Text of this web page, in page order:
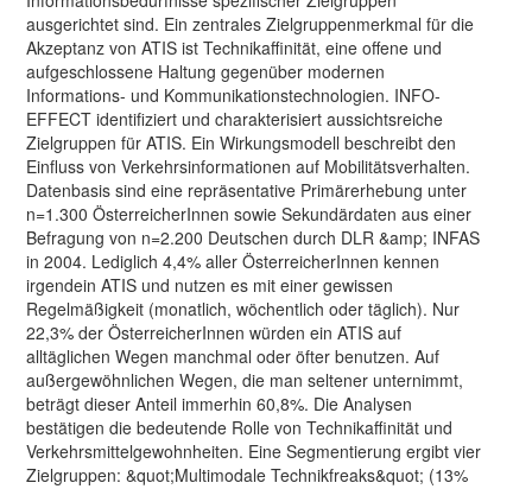
ausgerichtet sind. Ein zentrales Zielgruppenmerkmal für die
Akzeptanz von ATIS ist Technikaffinität, eine offene und
aufgeschlossene Haltung gegenüber modernen
Informations- und Kommunikationstechnologien. INFO-
EFFECT identifiziert und charakterisiert aussichtsreiche
Zielgruppen für ATIS. Ein Wirkungsmodell beschreibt den
Einfluss von Verkehrsinformationen auf Mobilitätsverhalten.
Datenbasis sind eine repräsentative Primärerhebung unter
n=1.300 ÖsterreicherInnen sowie Sekundärdaten aus einer
Befragung von n=2.200 Deutschen durch DLR &amp; INFAS
in 2004. Lediglich 4,4% aller ÖsterreicherInnen kennen
irgendein ATIS und nutzen es mit einer gewissen
Regelmäßigkeit (monatlich, wöchentlich oder täglich). Nur
22,3% der ÖsterreicherInnen würden ein ATIS auf
alltäglichen Wegen manchmal oder öfter benutzen. Auf
außergewöhnlichen Wegen, die man seltener unternimmt,
beträgt dieser Anteil immerhin 60,8%. Die Analysen
bestätigen die bedeutende Rolle von Technikaffinität und
Verkehrsmittelgewohnheiten. Eine Segmentierung ergibt vier
Zielgruppen: &quot;Multimodale Technikfreaks&quot; (13%